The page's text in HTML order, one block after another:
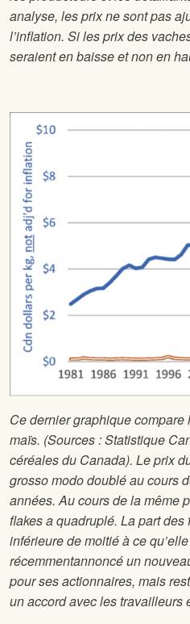
analyse, les prix ne sont pas
l’inflation. Si les prix des
seraient en baisse et non en
Ce dernier graphique
maïs. (Sources : Statistique
céréales du Canada). Le prix
grosso modo doublé au cours
années. Au cours de la même
flakes a quadruplé. La part des
inférieure de moitié à ce
récemmentannoncé un
pour ses actionnaires, mais
un accord avec les travailleurs